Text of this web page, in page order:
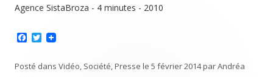
Agence SistaBroza - 4 minutes - 2010
a
e
T
w
t
Posté dans Vidéo, Société,Presse le 5 février 2014parAndréa